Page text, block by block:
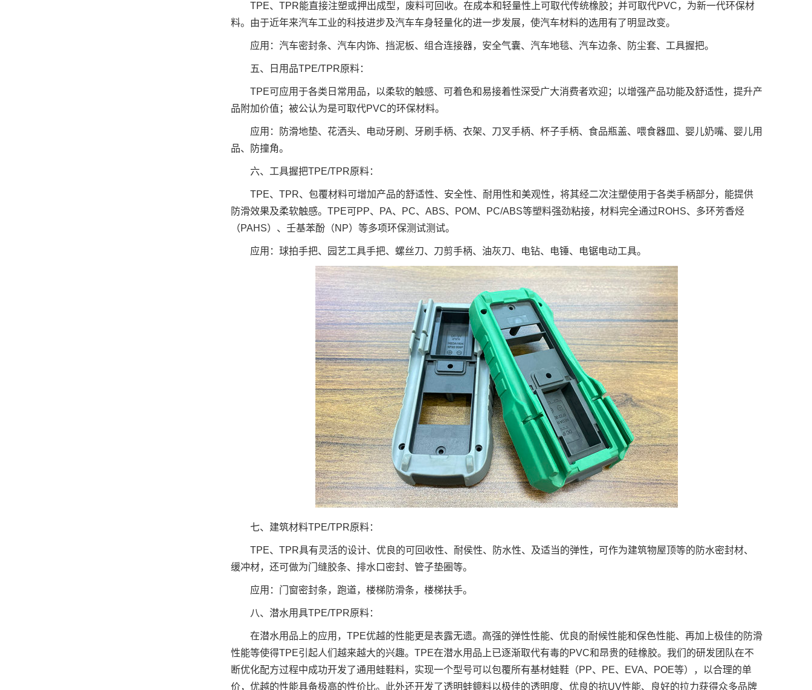
TPE、TPR能直接注塑或押出成型，废料可回收。在成本和轻量性上可取代传统橡胶；并可取代PVC，为新一代环保材
料。由于近年来汽车工业的科技进步及汽车车身轻量化的进一步发展，使汽车材料的选用有了明显改变。
应用：汽车密封条、汽车内饰、挡泥板、组合连接器，安全气囊、汽车地毯、汽车边条、防尘套、工具握把。
五、日用品TPE/TPR原料：
TPE可应用于各类日常用品，以柔软的触感、可着色和易接着性深受广大消费者欢迎；以增强产品功能及舒适性，提升产
品附加价值；被公认为是可取代PVC的环保材料。
应用：防滑地垫、花洒头、电动牙刷、牙刷手柄、衣架、刀叉手柄、杯子手柄、食品瓶盖、喂食器皿、婴儿奶嘴、婴儿用
品、防撞角。
六、 工具握把TPE/TPR原料：
TPE、TPR、包覆材料可增加产品的舒适性、安全性、耐用性和美观性，将其经二次注塑使用于各类手柄部分，能提供
防滑效果及柔软触感。TPE可PP、PA、PC、ABS、POM、PC/ABS等塑料强劲粘接，材料完全通过ROHS、多环芳香烃
（PAHS）、壬基苯酚（NP）等多项环保测试测试。
应用：球拍手把、园艺工具手把、螺丝刀、刀剪手柄、油灰刀、电钻、电锤、电锯电动工具。
七、建筑材料TPE/TPR原料：
TPE、TPR具有灵活的设计、优良的可回收性、耐侯性、防水性、及适当的弹性，可作为建筑物屋顶等的防水密封材、
缓冲材，还可做为门缝胶条、排水口密封、管子垫圈等。
应用：门窗密封条，跑道，楼梯防滑条，楼梯扶手。
八、潜水用具TPE/TPR原料：
在潜水用品上的应用，TPE优越的性能更是表露无遗。高强的弹性性能、优良的耐候性能和保色性能、再加上极佳的防滑
性能等使得TPE引起人们越来越大的兴趣。TPE在潜水用品上已逐渐取代有毒的PVC和昂贵的硅橡胶。我们的研发团队在不
断优化配方过程中成功开发了通用蛙鞋料，实现一个型号可以包覆所有基材蛙鞋（PP、PE、EVA、POE等），以合理的单
价，优越的性能具备极高的性价比。此外还开发了透明蛙鏡料以极佳的透明度、优良的抗UV性能、良好的拉力获得众多品牌